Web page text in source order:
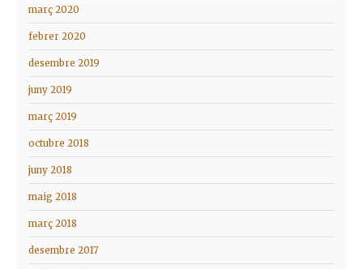
març 2020
febrer 2020
desembre 2019
juny 2019
març 2019
octubre 2018
juny 2018
maig 2018
març 2018
desembre 2017